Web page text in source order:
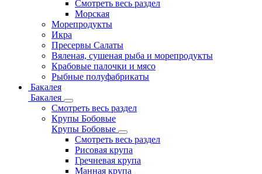
Смотреть весь раздел
Морская
Морепродукты
Икра
Пресервы Салаты
Вяленая, сушеная рыба и морепродукты
Крабовые палочки и мясо
Рыбные полуфабрикаты
Бакалея
Бакалея
Смотреть весь раздел
Крупы Бобовые
Крупы Бобовые
Смотреть весь раздел
Рисовая крупа
Гречневая крупа
Манная крупа